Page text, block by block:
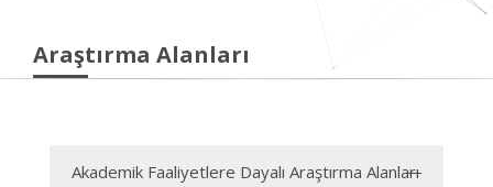
Araştırma Alanları
Akademik Faaliyetlere Dayalı Araştırma Alanları